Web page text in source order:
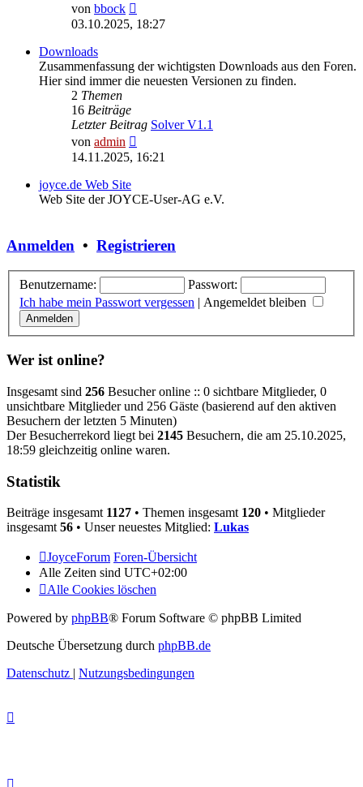
von bbock
Beitrag
03.10.2025, 18:27
Downloads
Zusammenfassung der wichtigsten Downloads aus den Foren.
Hier sind immer die neuesten Versionen zu finden.
2 Themen
16 Beiträge
Letzter Beitrag Solver V1.1
von admin
Beitrag
14.11.2025, 16:21
joyce.de Web Site
Web Site der JOYCE-User-AG e.V.
Anmelden • Registrieren
Benutzername:
Passwort:
Ich habe mein Passwort vergessen | Angemeldet bleiben
Wer ist online?
Insgesamt sind 256 Besucher online :: 0 sichtbare Mitglieder, 0
unsichtbare Mitglieder und 256 Gäste (basierend auf den aktiven
Besuchern der letzten 5 Minuten)
Der Besucherrekord liegt bei 2145 Besuchern, die am 25.10.2025,
18:59 gleichzeitig online waren.
Statistik
Beiträge insgesamt 1127 • Themen insgesamt 120 • Mitglieder
insgesamt 56 • Unser neuestes Mitglied: Lukas
JoyceForum Foren-Übersicht
Alle Zeiten sind UTC+02:00
Alle Cookies löschen
Powered by phpBB® Forum Software © phpBB Limited
Deutsche Übersetzung durch phpBB.de
Datenschutz | Nutzungsbedingungen